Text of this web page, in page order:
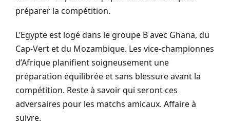
préparer la compétition.
L’Egypte est logé dans le groupe B avec Ghana, du
Cap-Vert et du Mozambique. Les vice-championnes
d’Afrique planifient soigneusement une
préparation équilibrée et sans blessure avant la
compétition. Reste à savoir qui seront ces
adversaires pour les matchs amicaux. Affaire à
suivre.